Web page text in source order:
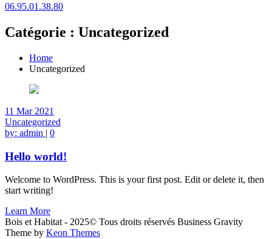
06.95.01.38.80
Catégorie : Uncategorized
Home
Uncategorized
11 Mar 2021
Uncategorized
by: admin | 0
Hello world!
Welcome to WordPress. This is your first post. Edit or delete it, then
start writing!
Learn More
Bois et Habitat - 2025© Tous droits réservés Business Gravity
Theme by Keon Themes